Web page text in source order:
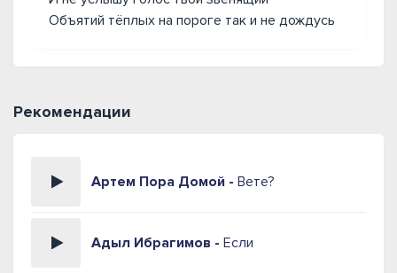
Объятий тёплых на пороге так и не дождусь
Рекомендации
Артем Пора Домой - Вете?
Адыл Ибрагимов - Если